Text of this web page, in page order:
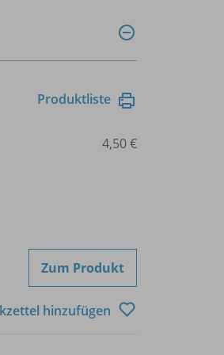
Produktliste
4,50 €
Zum Produkt
hinzufügen